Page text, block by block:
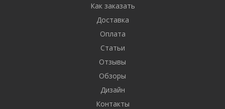
Как заказать
Доставка
Оплата
Статьи
Отзывы
Обзоры
Дизайн
Контакты